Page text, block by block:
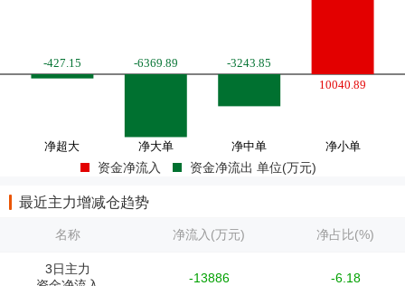
资金净流入 资金净流出 单位(万元)
最近主力增减仓趋势
名称 净流入(万元) 净占比(%)
3日主力
-13886 -6.18